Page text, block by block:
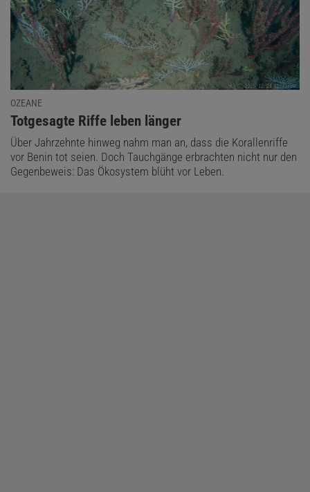
OZEANE
:
Totgesagte Riffe leben länger
Über Jahrzehnte hinweg nahm man an, dass die Korallenriffe
vor Benin tot seien. Doch Tauchgänge erbrachten nicht nur den
Gegenbeweis: Das Ökosystem blüht vor Leben.